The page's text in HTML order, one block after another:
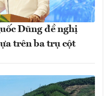
Dũng đề nghị
trên ba trụ cột